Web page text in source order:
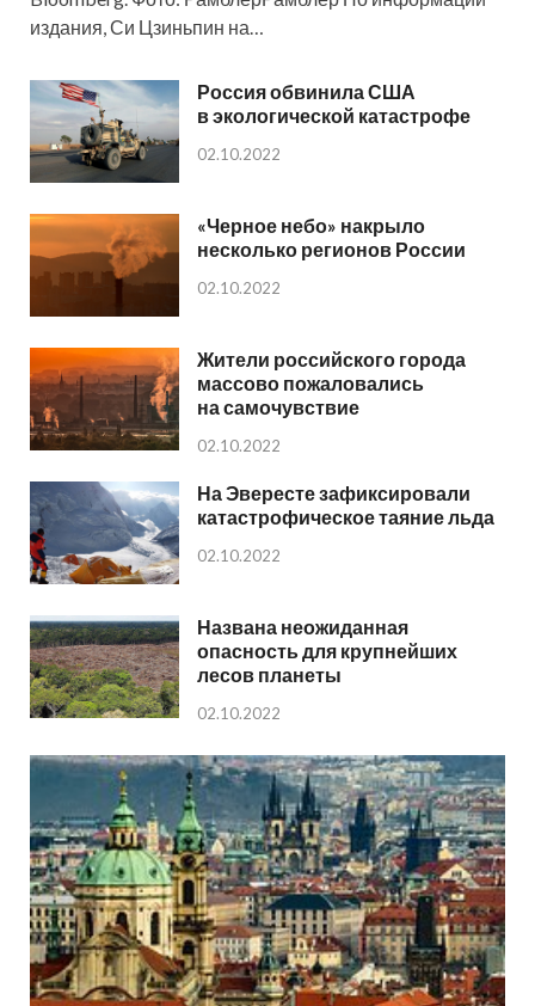
издания, Си Цзиньпин на…
Россия обвинила США
в экологической катастрофе
02.10.2022
«Черное небо» накрыло
несколько регионов России
02.10.2022
Жители российского города
массово пожаловались
на самочувствие
02.10.2022
На Эвересте зафиксировали
катастрофическое таяние льда
02.10.2022
Названа неожиданная
опасность для крупнейших
лесов планеты
02.10.2022